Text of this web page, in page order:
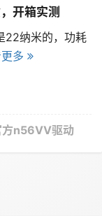
开箱实测
22纳米的，功耗
多
n56VV驱动